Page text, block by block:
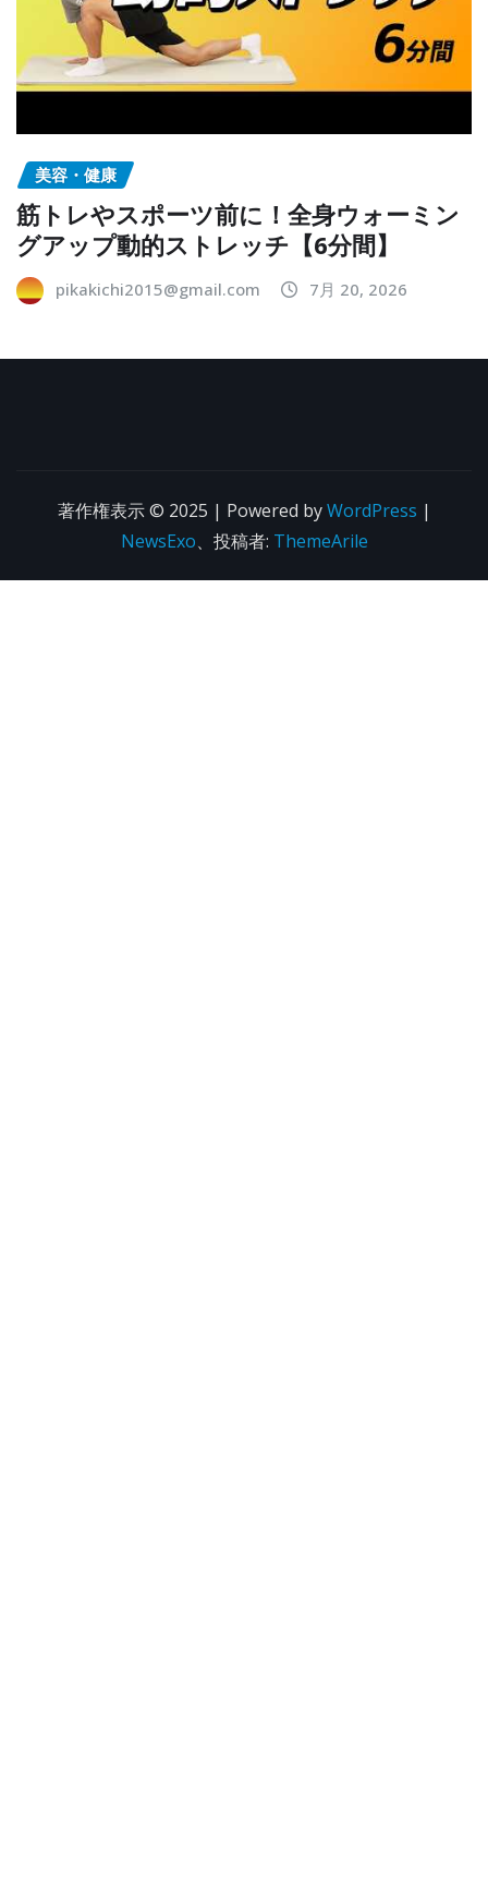
美容・健康
筋トレやスポーツ前に！全身ウォーミン
グアップ動的ストレッチ【6分間】
pikakichi2015@gmail.com 7月 20, 2026
著作権表示 © 2025 | Powered byWordPress |
NewsExo、投稿者: ThemeArile